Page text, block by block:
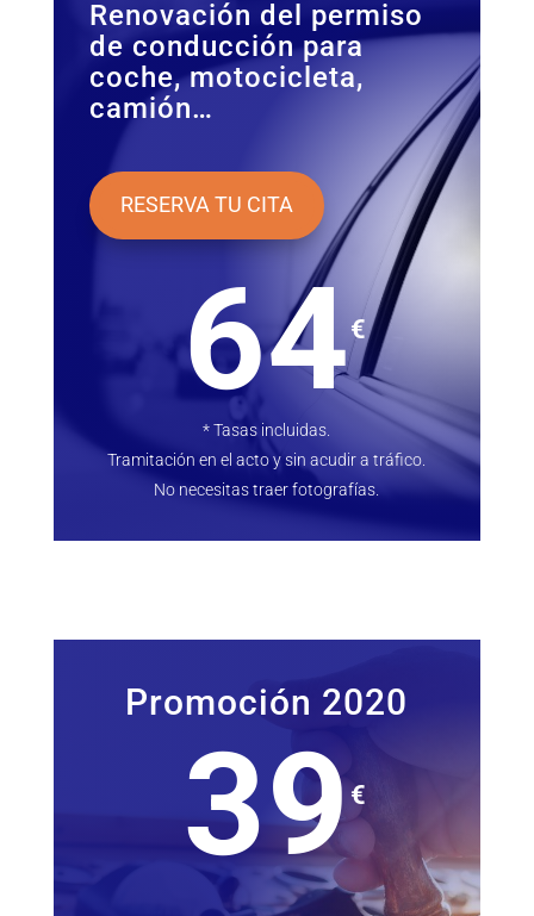
Renovación del permiso
de conducción para
coche, motocicleta,
camión…
RESERVA TU CITA
64€
* Tasas incluidas.
Tramitación en el acto y sin acudir a tráfico.
No necesitas traer fotografías.
Promoción 2020
39€